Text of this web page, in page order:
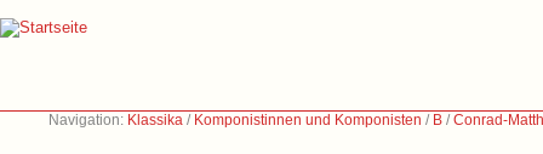
Navigation: Klassika / Komponistinnen und Komponisten / B /Conrad-